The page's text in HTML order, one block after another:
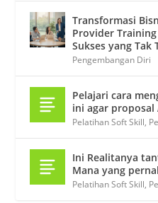
Transformasi
Provider
Sukses yang Tak
Pengembangan Diri
Pelajari cara
ini agar
Pelatihan Soft Skill,
Ini Realitanya
Mana yang
Pelatihan Soft Skill,